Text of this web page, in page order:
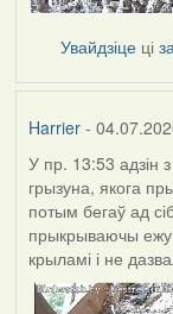
Увайдзіце ці
Harrier-
У пр. 13:53 адзін
грызуна, якога
потым бегаў ад
прыкрываючы
крыламі і не